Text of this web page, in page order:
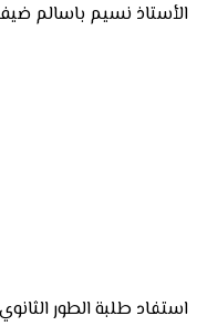
الأستاذ نسيم باسالم
استفاد طلبة الطور الثانوي بمدرسة الريادة يوم السبت 10 فيفري من لقاء متميز مع